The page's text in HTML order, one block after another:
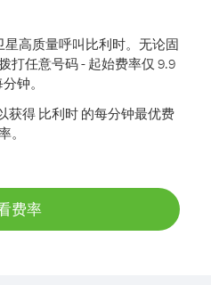
高质量呼叫比利时。 无论固
打任意号码 - 起始费率仅 9.9
钟。
获得 比利时 的每分钟最优费
。
费率